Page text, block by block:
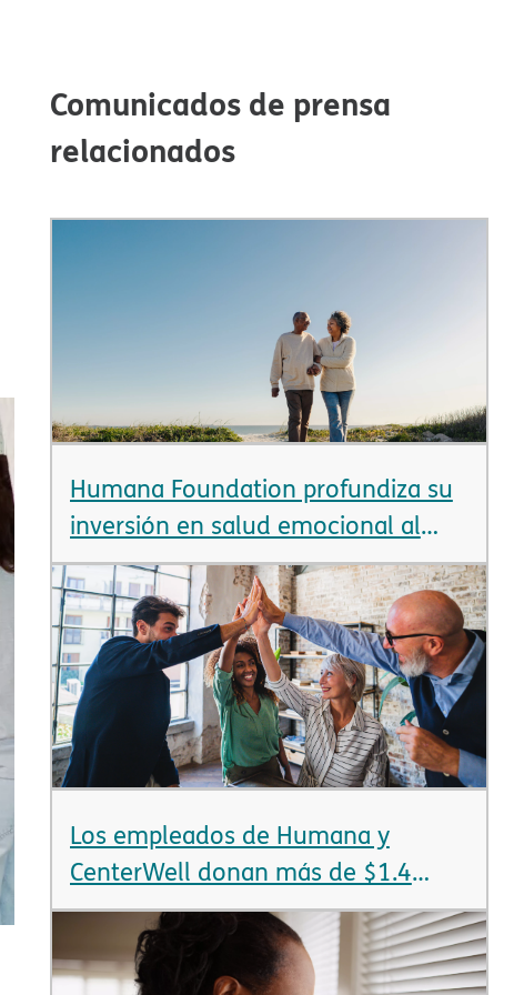
Comunicados de prensa
relacionados​​
Humana Foundation profundiza su
inversión en salud emocional al
anunciar más de $12 millones en
nuevas subvenciones​​
Los empleados de Humana y
CenterWell donan más de $1.4
millones en 24 horas​​